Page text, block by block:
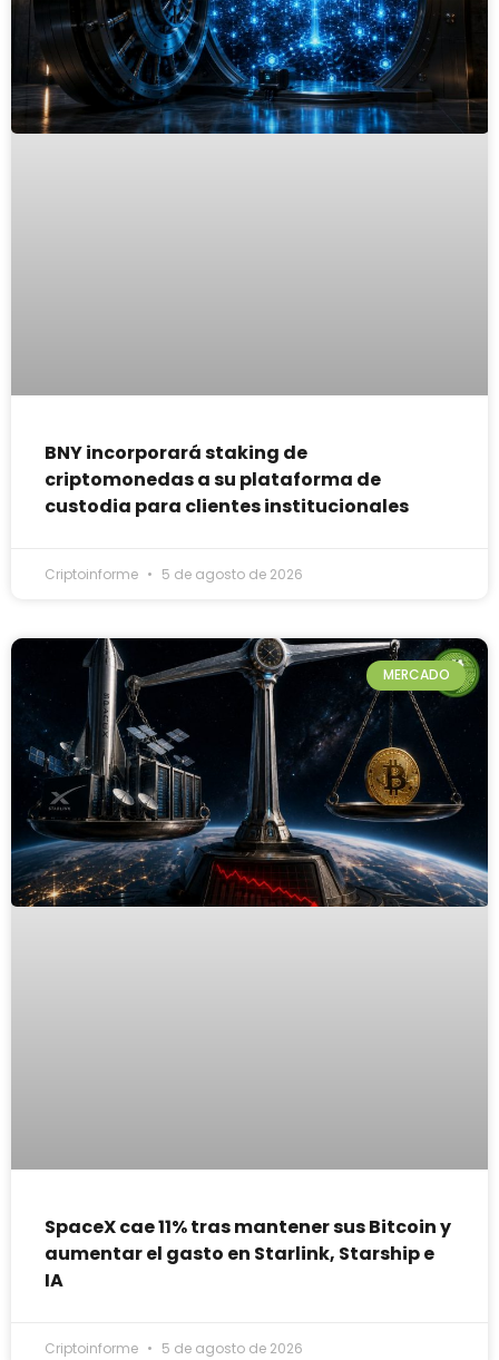
BNY incorporará staking de
criptomonedas a su plataforma de
custodia para clientes institucionales
Criptoinforme 5 de agosto de 2026
MERCADO
SpaceX cae 11% tras mantener sus Bitcoin y
aumentar el gasto en Starlink, Starship e
IA
Criptoinforme 5 de agosto de 2026